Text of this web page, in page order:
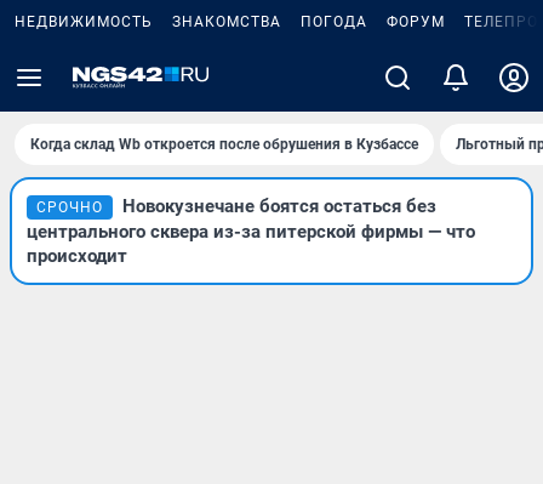
НЕДВИЖИМОСТЬ ЗНАКОМСТВА ПОГОДА ФОРУМ
Когда склад Wb откроется после обрушения в Кузбассе Льготный
СРОЧНО
Новокузнечане боятся остаться без
центрального сквера из-за питерской фирмы — что
происходит